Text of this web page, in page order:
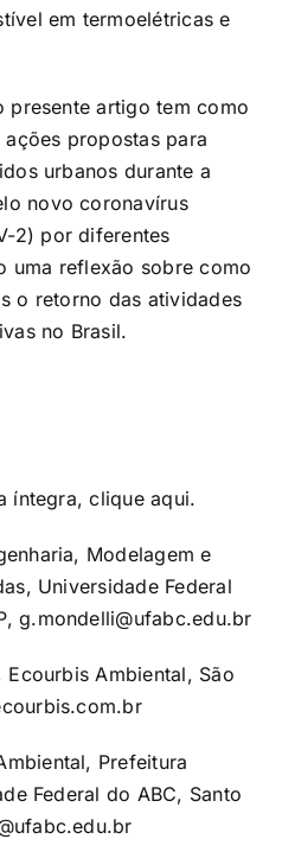
em termoelétricas e
presente artigo tem como
propostas para
urbanos durante a
novo coronavírus
2) por diferentes
uma reflexão sobre como
o retorno das atividades
no Brasil.
íntegra, cliqueaqui.
Modelagem e
Universidade Federal
g.mondelli@ufabc.edu.br
Ecourbis Ambiental, São
Prefeitura
Federal do ABC, Santo